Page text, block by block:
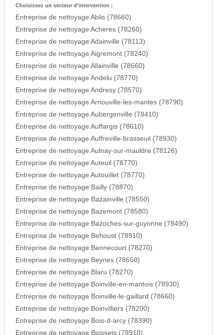
Choisissez un secteur d'intervention :
Entreprise de nettoyage Ablis (78660)
Entreprise de nettoyage Acheres (78260)
Entreprise de nettoyage Adainville (78113)
Entreprise de nettoyage Aigremont (78240)
Entreprise de nettoyage Allainville (78660)
Entreprise de nettoyage Andelu (78770)
Entreprise de nettoyage Andresy (78570)
Entreprise de nettoyage Arnouville-les-mantes (78790)
Entreprise de nettoyage Aubergenville (78410)
Entreprise de nettoyage Auffargis (78610)
Entreprise de nettoyage Auffreville-brasseuil (78930)
Entreprise de nettoyage Aulnay-sur-mauldre (78126)
Entreprise de nettoyage Auteuil (78770)
Entreprise de nettoyage Autouillet (78770)
Entreprise de nettoyage Bailly (78870)
Entreprise de nettoyage Bazainville (78550)
Entreprise de nettoyage Bazemont (78580)
Entreprise de nettoyage Bazoches-sur-guyonne (78490)
Entreprise de nettoyage Behoust (78910)
Entreprise de nettoyage Bennecourt (78270)
Entreprise de nettoyage Beynes (78650)
Entreprise de nettoyage Blaru (78270)
Entreprise de nettoyage Boinville-en-mantois (78930)
Entreprise de nettoyage Boinville-le-gaillard (78660)
Entreprise de nettoyage Boinvilliers (78200)
Entreprise de nettoyage Bois-d-arcy (78390)
Entreprise de nettoyage Boissets (78910)